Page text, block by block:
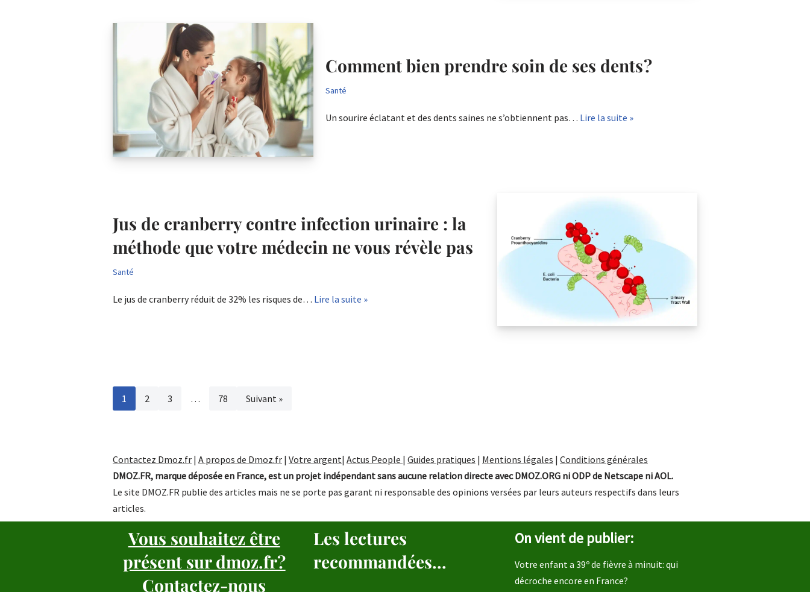
Comment bien prendre soin de ses dents ?
Santé
Un sourire éclatant et des dents saines ne s’obtiennent pas… Lire la suite »
Jus de cranberry contre infection urinaire : la
méthode que votre médecin ne vous révèle pas
Santé
Le jus de cranberry réduit de 32% les risques de… Lire la suite »
1 2 3 … 78 Suivant »
Contactez Dmoz.fr | A propos de Dmoz.fr | Votre argent| Actus People | Guides pratiques | Mentions légales | Conditions générales
DMOZ.FR, marque déposée en France, est un projet indépendant sans aucune relation directe avec DMOZ.ORG ni ODP de Netscape ni AOL.
Le site DMOZ.FR publie des articles mais ne se porte pas garant ni responsable des opinions versées par leurs auteurs respectifs dans leurs
articles.
Vous souhaitez être
présent sur dmoz.fr?
Contactez-nous
Les lectures
recommandées...
On vient de publier:
Votre enfant a 39º de fièvre à minuit: qui
décroche encore en France?